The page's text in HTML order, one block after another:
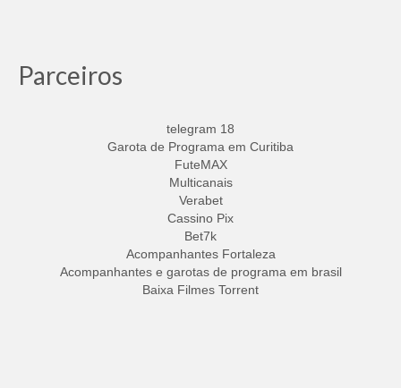
Parceiros
telegram 18
Garota de Programa em Curitiba
FuteMAX
Multicanais
Verabet
Cassino Pix
Bet7k
Acompanhantes Fortaleza
Acompanhantes e garotas de programa em brasil
Baixa Filmes Torrent